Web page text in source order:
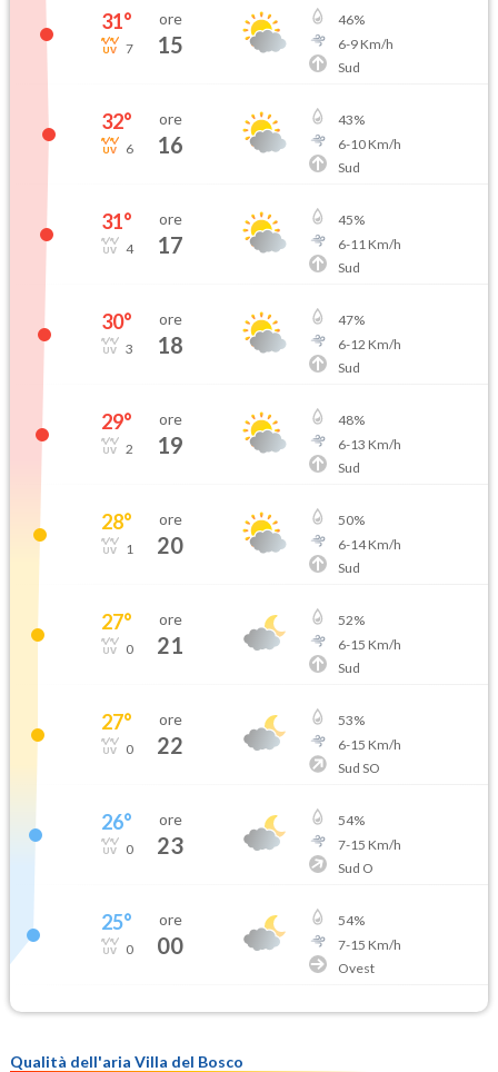
31°
7
ore
15
46%
6-9Km/h
Sud
32°
6
ore
16
43%
6-10Km/h
Sud
31°
4
ore
17
45%
6-11 Km/h
Sud
30°
3
ore
18
47%
6-12 Km/h
Sud
29°
2
ore
19
48%
6-13 Km/h
Sud
28°
1
ore
20
50%
6-14Km/h
Sud
27°
0
ore
21
52%
6-15 Km/h
Sud
27°
0
ore
22
53%
6-15 Km/h
Sud SO
26°
0
ore
23
54%
7-15 Km/h
Sud O
25°
0
ore
00
54%
7-15 Km/h
Ovest
Qualità dell'aria Villa del Bosco